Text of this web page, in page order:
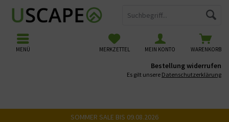
WARENKORB
MERKZETTEL MEIN KONTO
MENÜ
Bestellung widerrufen
Es gilt unsere Datenschutzerklärung
SOMMER SALE BIS 09.08.2026